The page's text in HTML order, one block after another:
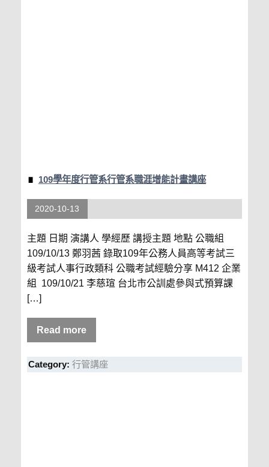
109學年度行管系行管系職涯增能計畫講座
2020-10-13
主題 日期 演講人 學經歷 講授主題 地點 公職組
109/10/13 鄭羽茜 錄取109年公務人員高等考試三
級考試人事行政類科 公職考試經驗分享 M412 企業
組 109/10/21 李慈瑄 台北市公訓處參與式預算課
[…]
Read more
Category: 行管講座